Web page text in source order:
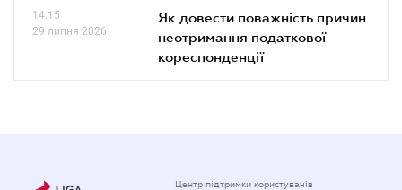
14.15
29 липня 2026
Як довести поважність причин
неотримання податкової
кореспонденції
Центр підтримки користувачів